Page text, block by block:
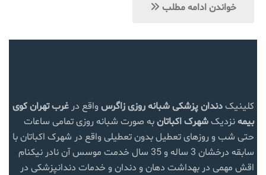
خواندن ادامه مطلب
کلینیکدندان پزشکی شبانه روزی زاگرس واقع در غرب تهرانکوی
بیمهنزدیکشهرک اکباتانبه صورت شبانه روزی تمامی ساعات
حتی شب و روزهای تعطیل بدون تعطیلی واقع در شهرک اکباتان با
سابقه درخشان 3 ساله و 35 سال خدمت موسس آن نادر نیکنام
اقش مهمی در بهداشت دهان و دندان و خدمات دندانپزشکی در